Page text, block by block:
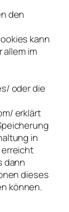
den
kann
allem im
oder die
erklärt
in
dann
dieses
können.